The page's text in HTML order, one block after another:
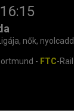
nők,
- FTC-